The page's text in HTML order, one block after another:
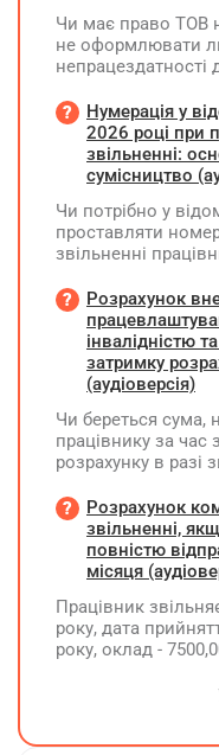
Чи має право ТОВ
не оформлювати
непрацездатності
збереження
призупинення
підприємства?
Нумерація у
2026 році при
звільненні:
сумісництво
Чи потрібно у
проставляти
звільненні
місцем роботи та
чи рахується це як
Розрахунок
інвалідністю
затримку
(аудіоверсія)
Чи береться сума,
працівнику за час
розрахунку в разі
заробітної плати
розрахунку внеску
інвалідністю?
Розрахунок
звільненні,
повністю
місяця
Працівник
року, дата
року, оклад -
невикористаних